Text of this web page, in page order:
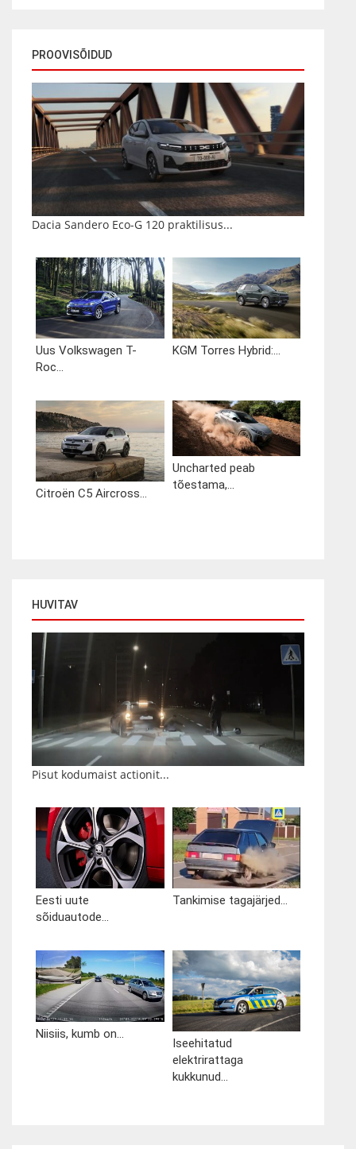
PROOVISÕIDUD
Dacia Sandero Eco-G 120 praktilisus...
Uus Volkswagen T-
Roc...
KGM Torres Hybrid:...
Citroën C5 Aircross...
Uncharted peab
tõestama,...
HUVITAV
Pisut kodumaist actionit...
Eesti uute
sõiduautode...
Tankimise tagajärjed...
Niisiis, kumb on...
Iseehitatud
elektrirattaga
kukkunud...